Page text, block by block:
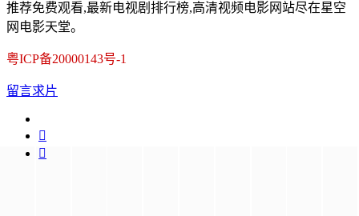
推荐免费观看,最新电视剧排行榜,高清视频电影网站尽在星空
网电影天堂。
粤ICP备20000143号-1
留言求片

